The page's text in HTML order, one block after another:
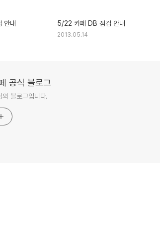
안내 5/22 카페 DB 점검 안내
2013.05.14
공식 블로그
블로그입니다.